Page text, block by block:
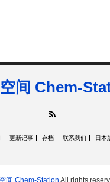
间 Chem-
更新记事 存档 联系我们 日本